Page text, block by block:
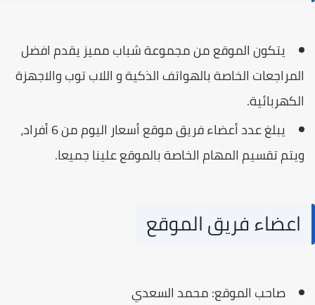
يتكون الموقع من مجموعة شباب مميز يقدم افضل
المراجعات الخاصة بالهواتف الذكية و اللاب توب والاجهزة
الكهربائية.
يبلغ عدد أعضاء فريق موقع أسعار اليوم من 6 أفراد،
ويتم تقسيم المهام الخاصة بالموقع علينا جميعا.
اعضاء فريق الموقع
صاحب الموقع: محمد السعدي